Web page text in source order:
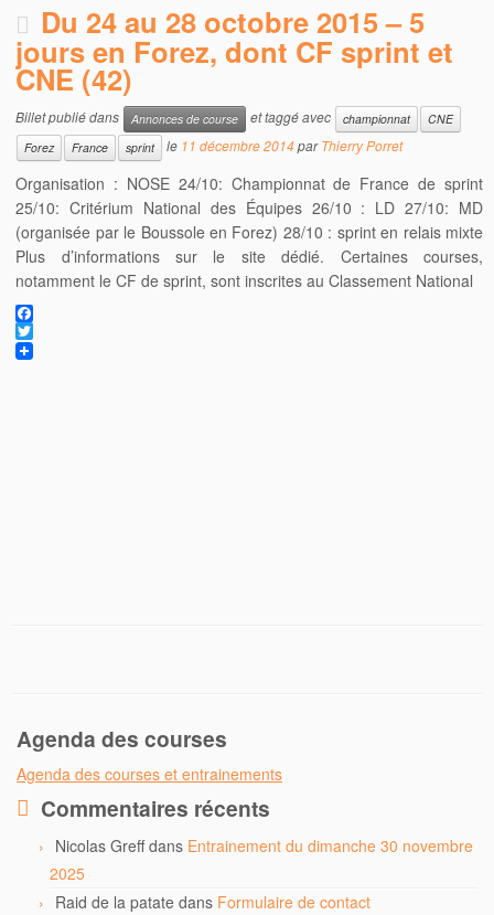
Du 24 au 28 octobre 2015 – 5
jours en Forez, dont CF sprint et
CNE (42)
Billet publié dans Annonces de course et taggé avec championnat
CNE
Forez
France sprint le 11 décembre 2014parThierry Porret
Organisation : NOSE 24/10: Championnat de France de sprint
25/10: Critérium National des Équipes 26/10 : LD 27/10: MD
(organisée par le Boussole en Forez) 28/10 : sprint en relais mixte
Plus d’informations sur le site dédié. Certaines courses,
notamment le CF de sprint, sont inscrites au Classement National
F
a
c
T
w
Agenda des courses
Agenda des courses et entrainements
Commentaires récents
Nicolas Greffdans Entrainement du dimanche 30 novembre
2025
Raid de la patate dans Formulaire de contact